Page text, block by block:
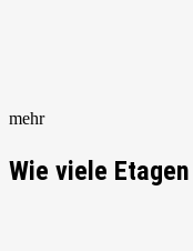
mehr
Wie viele